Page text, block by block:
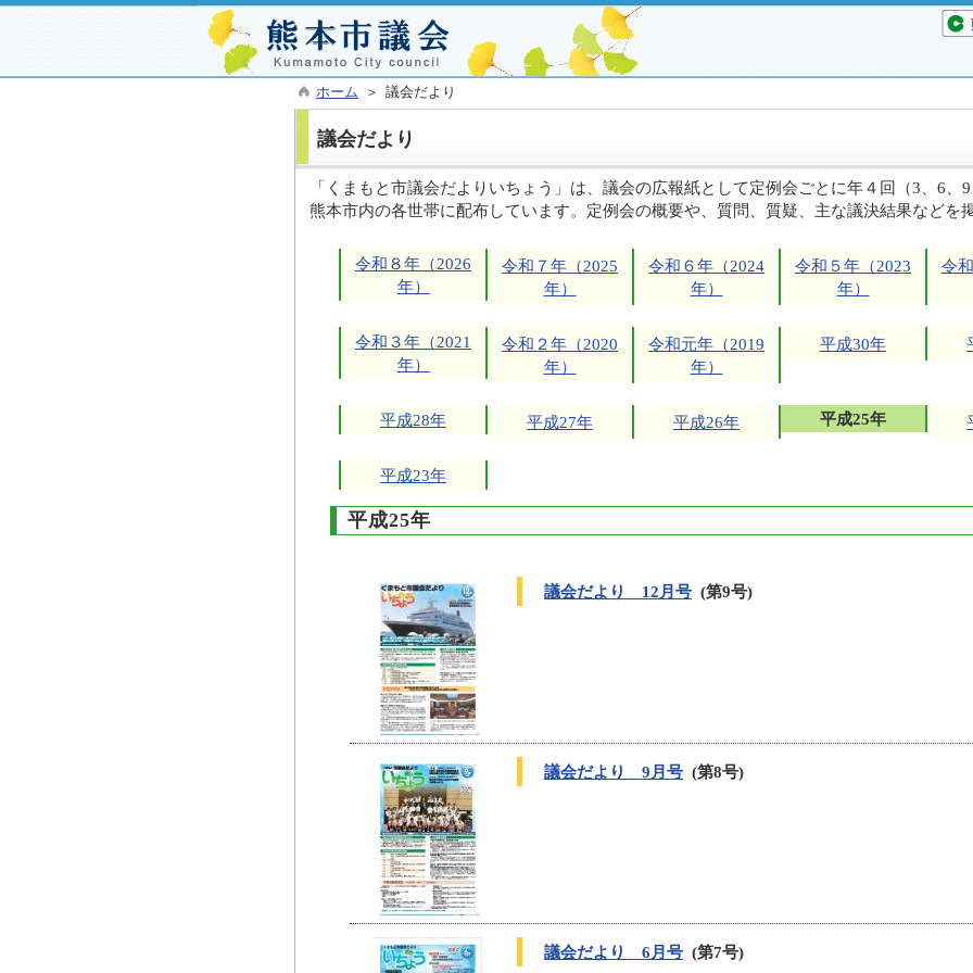
ホーム ＞ 議会だより
議会だより
「くまもと市議会だよりいちょう」は、議会の広報紙として定例会ごとに年４回（3、6、
熊本市内の各世帯に配布しています。定例会の概要や、質問、質疑、主な議決結果などを
令和８年（2026
年）
令和７年（2025
年）
令和６年（2024
年）
令和５年（2023
年）
令
令和３年（2021
年）
令和２年（2020
年）
令和元年（2019
年）
平成30年
平成28年 平成27年 平成26年 平成25年
平成23年
平成25年
議会だより 12月号 (第9号)
議会だより 9月号 (第8号)
議会だより 6月号 (第7号)